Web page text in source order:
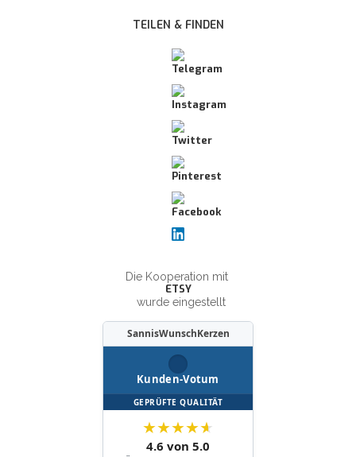
TEILEN & FINDEN
Die Kooperation mit
ETSY
wurde eingestellt
SannisWunschKerzen
Kunden-Votum
GEPRÜFTE QUALITÄT
★★★★★
4.6 von 5.0